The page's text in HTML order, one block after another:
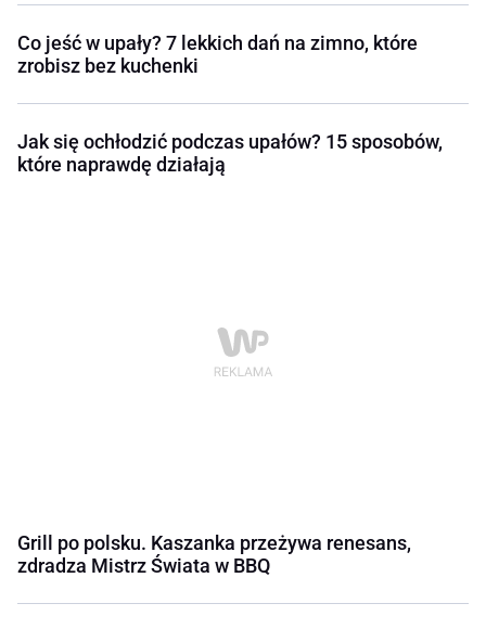
Co jeść w upały? 7 lekkich dań na zimno, które
zrobisz bez kuchenki
Jak się ochłodzić podczas upałów? 15 sposobów,
które naprawdę działają
Grill po polsku. Kaszanka przeżywa renesans,
zdradza Mistrz Świata w BBQ